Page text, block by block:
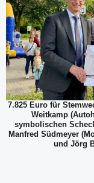
7.825 Euro für
Weitkamp
symbolischen
Manfred Südmeyer
und Jörg